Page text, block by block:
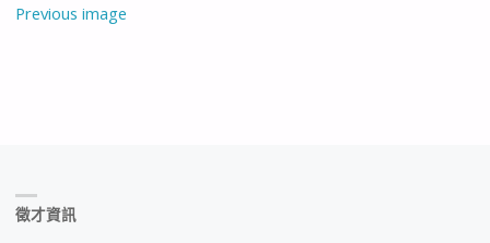
Previous image
徵才資訊